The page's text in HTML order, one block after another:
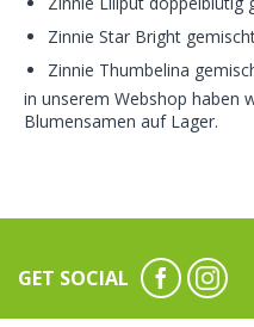
Zinnie Star Bright
Zinnie Thumbelina
in unserem Webshop haben
Blumensamen auf Lager.
GET SOCIAL